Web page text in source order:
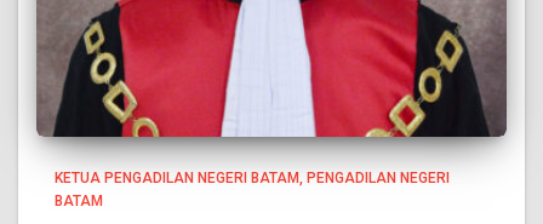
KETUA PENGADILAN NEGERI BATAM
PENGADILAN NEGERI
BATAM